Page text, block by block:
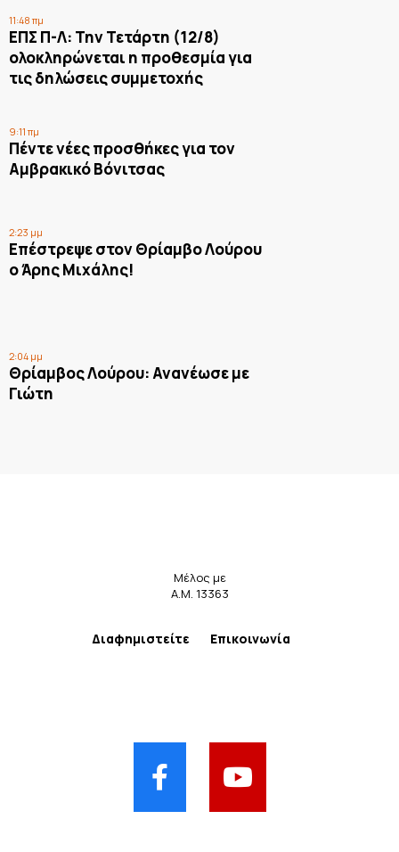
11:48 πμ
ΕΠΣ Π-Λ: Την Τετάρτη (12/8)
ολοκληρώνεται η προθεσμία για
τις δηλώσεις συμμετοχής
9:11 πμ
Πέντε νέες προσθήκες για τον
Αμβρακικό Βόνιτσας
2:23 μμ
Επέστρεψε στον Θρίαμβο Λούρου
ο Άρης Μιχάλης!
2:04 μμ
Θρίαμβος Λούρου: Ανανέωσε με
Γιώτη
Μέλος με
Α.Μ. 13363
Διαφημιστείτε Επικοινωνία